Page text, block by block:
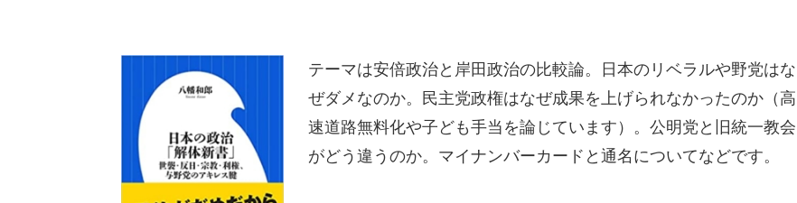
テーマは安倍政治と岸田政治の比較論。日本のリベラルや野党はな
ぜダメなのか。民主党政権はなぜ成果を上げられなかったのか（高
速道路無料化や子ども手当を論じています）。公明党と旧統一教会
がどう違うのか。マイナンバーカードと通名についてなどです。